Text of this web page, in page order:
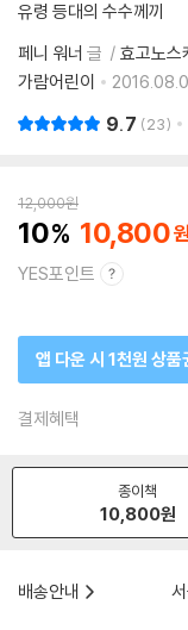
유령 등대의 수수께끼
페니 워너 글 효고노스
가람어린이
9.7 23
12,000원
10 10,800
YES포인트
앱 다운 시 1천원 상품
결제혜택
종이책
10,800원
배송안내